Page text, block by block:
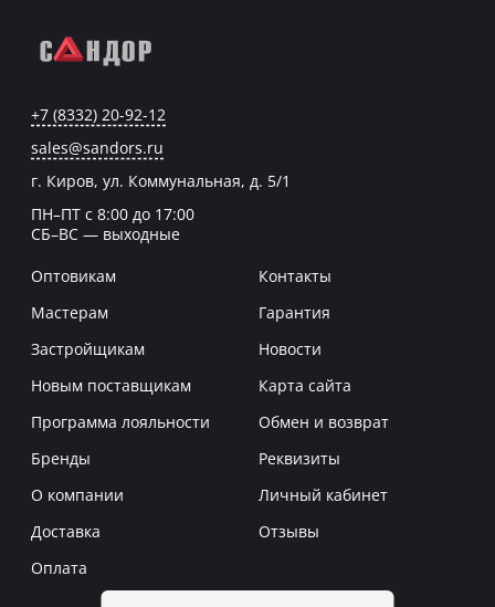
+7 (8332) 20-92-12
sales@sandors.ru
г. Киров, ул. Коммунальная, д. 5/1
ПН–ПТ с 8:00 до 17:00
СБ–ВС — выходные
Оптовикам
Мастерам
Застройщикам
Новым поставщикам
Программа лояльности
Бренды
О компании
Доставка
Оплата
Контакты
Гарантия
Новости
Карта сайта
Обмен и возврат
Реквизиты
Личный кабинет
Отзывы